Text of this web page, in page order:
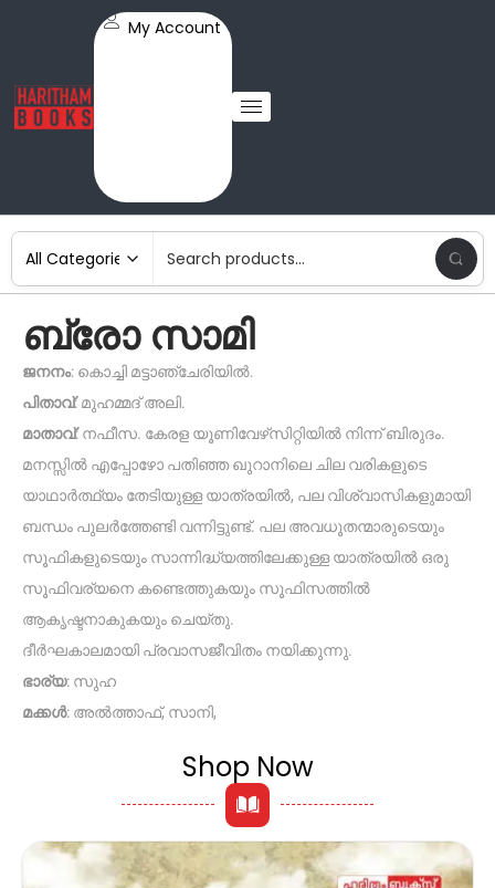
My Account
ബ്രോ സാമി
ജനനം: കൊച്ചി മട്ടാഞ്ചേരിയിൽ.
പിതാവ്: മുഹമ്മദ് അലി.
മാതാവ്: നഫീസ. കേരള യൂണിവേഴ്‌സിറ്റിയിൽ നിന്ന് ബിരുദം.
മനസ്സിൽ എപ്പോഴോ പതിഞ്ഞ ഖുറാനിലെ ചില വരികളുടെ
യാഥാർത്ഥ്യം തേടിയുള്ള യാത്രയിൽ, പല വിശ്വാസികളുമായി
ബന്ധം പുലർത്തേണ്ടി വന്നിട്ടുണ്ട്. പല അവധൂതന്മാരുടെയും
സൂഫികളുടെയും സാന്നിദ്ധ്യത്തിലേക്കുള്ള യാത്രയിൽ ഒരു
സൂഫിവര്യനെ കണ്ടെത്തുകയും സൂഫിസത്തിൽ
ആകൃഷ്ടനാകുകയും ചെയ്തു.
ദീർഘകാലമായി പ്രവാസജീവിതം നയിക്കുന്നു.
ഭാര്യ: സുഹ
മക്കൾ: അൽത്താഫ്, സാനി,
Shop Now